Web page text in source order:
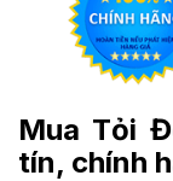
Mua Tỏi
tín, chính